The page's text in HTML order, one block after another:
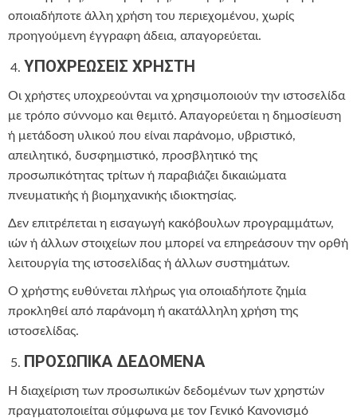
οποιαδήποτε άλλη χρήση του περιεχομένου, χωρίς
προηγούμενη έγγραφη άδεια, απαγορεύεται.
ΥΠΟΧΡΕΩΣΕΙΣ ΧΡΗΣΤΗ
Οι χρήστες υποχρεούνται να χρησιμοποιούν την ιστοσελίδα
με τρόπο σύννομο και θεμιτό. Απαγορεύεται η δημοσίευση
ή μετάδοση υλικού που είναι παράνομο, υβριστικό,
απειλητικό, δυσφημιστικό, προσβλητικό της
προσωπικότητας τρίτων ή παραβιάζει δικαιώματα
πνευματικής ή βιομηχανικής ιδιοκτησίας.
Δεν επιτρέπεται η εισαγωγή κακόβουλων προγραμμάτων,
ιών ή άλλων στοιχείων που μπορεί να επηρεάσουν την ορθή
λειτουργία της ιστοσελίδας ή άλλων συστημάτων.
Ο χρήστης ευθύνεται πλήρως για οποιαδήποτε ζημία
προκληθεί από παράνομη ή ακατάλληλη χρήση της
ιστοσελίδας.
ΠΡΟΣΩΠΙΚΑ ΔΕΔΟΜΕΝΑ
Η διαχείριση των προσωπικών δεδομένων των χρηστών
πραγματοποιείται σύμφωνα με τον Γενικό Κανονισμό